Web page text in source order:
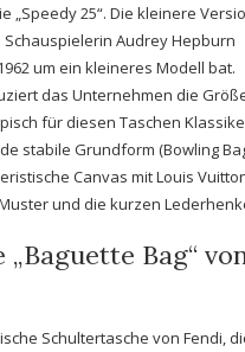
„Speedy 25“. Die kleinere
Audrey Hepburn
um ein kleineres Modell bat.
das Unternehmen die
für diesen Taschen
stabile Grundform (Bowling
Canvas mit Louis
und die kurzen
Bag“
Schultertasche von Fendi,